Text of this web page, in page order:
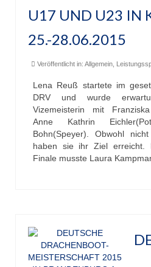
U17 UND U23 IN
25.-28.06.2015
Veröffentlicht in: Allgemein
Lena Reuß startete im
DRV und wurde
Vizemeisterin mit Franziska
Anne Kathrin
Bohn(Speyer). Obwohl
haben sie ihr Ziel erreicht.
Finale musste Laura